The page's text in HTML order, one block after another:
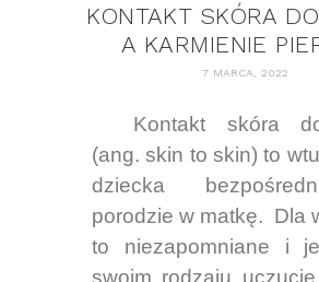
KONTAKT SKÓRA
A KARMIENIE
7 MARCA, 2022
Kontakt skóra
(ang. skin to skin) to
dziecka
porodzie w matkę. Dla
to niezapomniane i
swoim rodzaju uczucie